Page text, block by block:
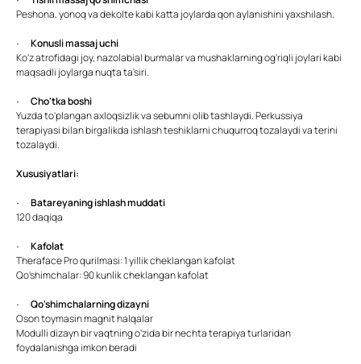
Peshona, yonoq va dekolte kabi katta joylarda qon aylanishini yaxshilash.
· Konusli massaj uchi
Ko'z atrofidagi joy, nazolabial burmalar va mushaklarning og'riqli joylari kabi
maqsadli joylarga nuqta ta'siri.
· Cho'tka boshi
Yuzda to'plangan axloqsizlik va sebumni olib tashlaydi. Perkussiya
terapiyasi bilan birgalikda ishlash teshiklarni chuqurroq tozalaydi va terini
tozalaydi.
Xususiyatlari:
· Batareyaning ishlash muddati
120 daqiqa
· Kafolat
Theraface Pro qurilmasi: 1 yillik cheklangan kafolat
Qo'shimchalar: 90 kunlik cheklangan kafolat
· Qo'shimchalarning dizayni
Oson toymasin magnit halqalar
Modulli dizayn bir vaqtning o'zida bir nechta terapiya turlaridan
foydalanishga imkon beradi